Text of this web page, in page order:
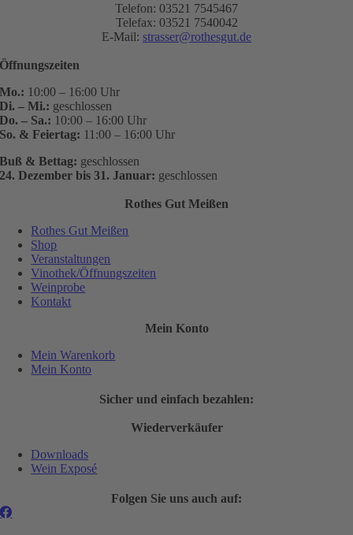
Telefon: 03521 7545467
Telefax: 03521 7540042
E-Mail: strasser@rothesgut.de
Öffnungszeiten
Mo.: 10:00 – 16:00 Uhr
Di. – Mi.: geschlossen
Do. – Sa.: 10:00 – 16:00 Uhr
So. & Feiertag: 11:00 – 16:00 Uhr
Buß & Bettag: geschlossen
24. Dezember bis 31. Januar: geschlossen
Rothes Gut Meißen
Rothes Gut Meißen
Shop
Veranstaltungen
Vinothek/Öffnungszeiten
Weinprobe
Kontakt
Mein Konto
Mein Warenkorb
Mein Konto
Sicher und einfach bezahlen:
Wiederverkäufer
Downloads
Wein Exposé
Folgen Sie uns auch auf: